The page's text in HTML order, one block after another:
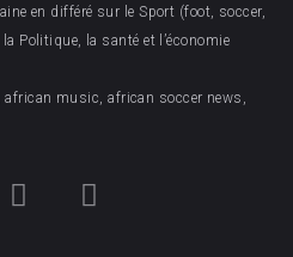
en différé sur le Sport (foot, soccer,
Politique, la santé et l’économie
music, african soccer news,